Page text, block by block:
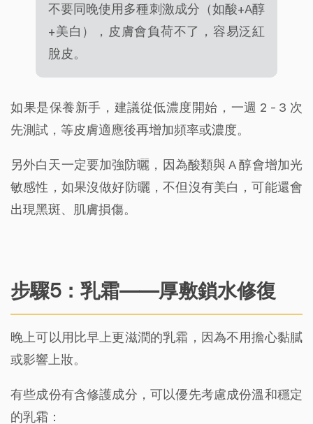
不要同晚使用多種刺激成分（如酸+A醇
+美白），皮膚會負荷不了，容易泛紅
脫皮。
如果是保養新手，建議從低濃度開始，一週 2 - 3 次
先測試，等皮膚適應後再增加頻率或濃度。
另外白天一定要加強防曬，因為酸類與 A 醇會增加光
敏感性，如果沒做好防曬，不但沒有美白，可能還會
出現黑斑、肌膚損傷。
步驟5：乳霜——厚敷鎖水修復
晚上可以用比早上更滋潤的乳霜，因為不用擔心黏膩
或影響上妝。
有些成份有含修護成分，可以優先考慮成份溫和穩定
的乳霜：